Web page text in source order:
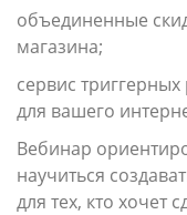
объединенные
магазина;
сервис
для вашего
Вебинар
научиться
для тех, кто хочет